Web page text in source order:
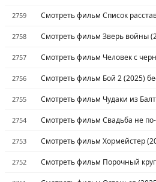
2759 Смотреть фильм Список
2758 Смотреть фильм Зверь войны
2757 Смотреть фильм Человек с
2756 Смотреть фильм Бой 2 (2025)
2755 Смотреть фильм Чудаки из
2754 Смотреть фильм Свадьба не
2753 Смотреть фильм Хормейстер
2752 Смотреть фильм Порочный